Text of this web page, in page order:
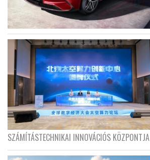
SZÁMÍTÁSTECHNIKAI INNOVÁCIÓS KÖZPONTJA